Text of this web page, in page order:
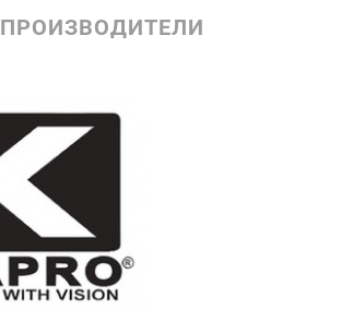
ПРОИЗВОДИТЕЛИ